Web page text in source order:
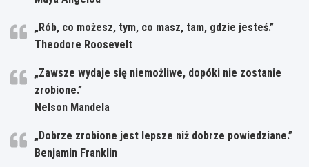
„Rób, co możesz, tym, co masz, tam, gdzie jesteś.”
Theodore Roosevelt
„Zawsze wydaje się niemożliwe, dopóki nie zostanie
zrobione.”
Nelson Mandela
„Dobrze zrobione jest lepsze niż dobrze powiedziane.”
Benjamin Franklin